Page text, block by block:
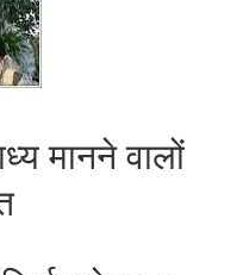
मानने वालों